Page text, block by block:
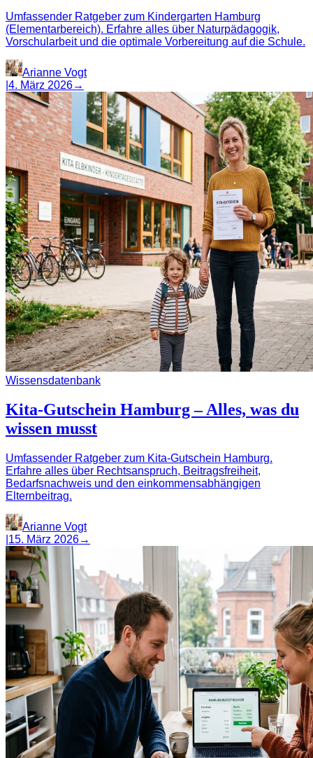
Umfassender Ratgeber zum Kindergarten Hamburg
(Elementarbereich). Erfahre alles über Naturpädagogik,
Vorschularbeit und die optimale Vorbereitung auf die Schule.
Arianne Vogt
4. März 2026→
Wissensdatenbank
Kita-Gutschein Hamburg – Alles, was du
wissen musst
Umfassender Ratgeber zum Kita-Gutschein Hamburg.
Erfahre alles über Rechtsanspruch, Beitragsfreiheit,
Bedarfsnachweis und den einkommensabhängigen
Elternbeitrag.
Arianne Vogt
15. März 2026→